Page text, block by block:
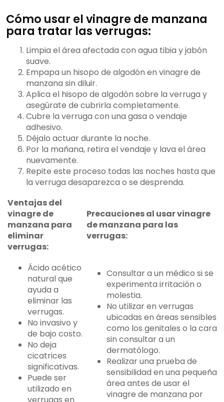
Cómo usar el vinagre de manzana
para tratar las verrugas:
Limpia el área afectada con agua tibia y jabón
suave.
Empapa un hisopo de algodón en vinagre de
manzana sin diluir.
Aplica el hisopo de algodón sobre la verruga y
asegúrate de cubrirla completamente.
Cubre la verruga con una gasa o vendaje
adhesivo.
Déjalo actuar durante la noche.
Por la mañana, retira el vendaje y lava el área
nuevamente.
Repite este proceso todas las noches hasta que
la verruga desaparezca o se desprenda.
Ventajas del
vinagre de
manzana para
eliminar
verrugas:
Precauciones al usar vinagre
de manzana para las
verrugas:
Ácido acético
natural que
ayuda a
eliminar las
verrugas.
No invasivo y
de bajo costo.
No deja
cicatrices
significativas.
Puede ser
utilizado en
Consultar a un médico si se
experimenta irritación o
molestia.
No utilizar en verrugas
ubicadas en áreas sensibles
como los genitales o la cara
sin consultar a un
dermatólogo.
Realizar una prueba de
sensibilidad en una pequeña
área antes de usar el
vinagre de manzana por